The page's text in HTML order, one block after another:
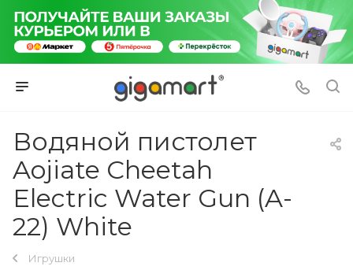
Водяной пистолет
Aojiate Cheetah
Electric Water Gun (A-
22) White
Игрушки